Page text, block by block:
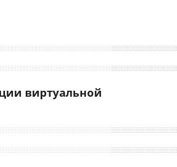
виртуальной